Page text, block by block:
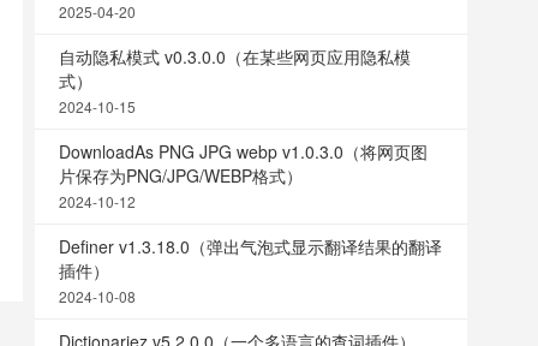
2025-04-20
自动隐私模式 v0.3.0.0（在某些网页应用隐私模
式）
2024-10-15
DownloadAs PNG JPG webp v1.0.3.0（将网页图
片保存为PNG/JPG/WEBP格式）
2024-10-12
Definer v1.3.18.0（弹出气泡式显示翻译结果的翻译
插件）
2024-10-08
Dictionariez v5.2.0.0（一个多语言的查词插件）